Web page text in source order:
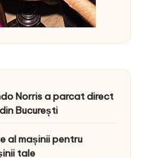
Norris a parcat direct
București
al mașinii pentru
tale